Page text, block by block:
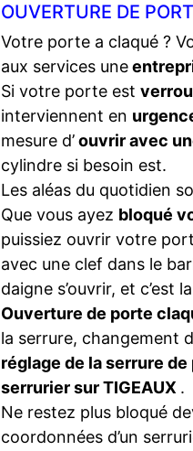
OUVERTURE DE
Votre porte a claqué ?
aux services une
Si votre porte est
interviennent en
mesure d’ouvrir avec
cylindre si besoin est.
Les aléas du quotidien
Que vous ayez bloqué
puissiez ouvrir votre
avec une clef dans le
daigne s’ouvrir, et c’est
Ouverture de porte
la serrure, changement
réglage de la serrure de
serrurier sur TIGEAUX .
Ne restez plus bloqué
coordonnées d’un